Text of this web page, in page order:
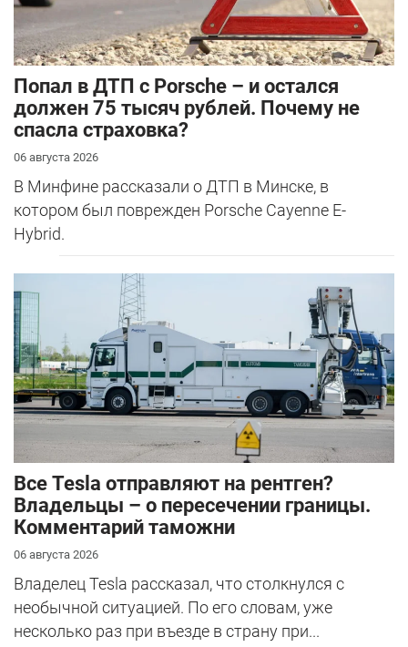
​Попал в ДТП с Porsche – и остался
должен 75 тысяч рублей. Почему не
спасла страховка?
06 августа 2026
В Минфине рассказали о ДТП в Минске, в
котором был поврежден Porsche Cayenne E-
Hybrid.
Все Tesla отправляют на рентген?
Владельцы – о пересечении границы.
Комментарий таможни
06 августа 2026
Владелец Tesla рассказал, что столкнулся с
необычной ситуацией. По его словам, уже
несколько раз при въезде в страну при...